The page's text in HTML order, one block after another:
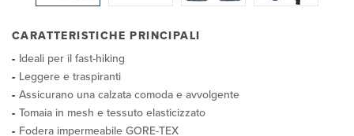
CARATTERISTICHE PRINCIPALI
Ideali per il fast-hiking
Leggere e traspiranti
Assicurano una calzata comoda e avvolgente
Tomaia in mesh e tessuto elasticizzato
Fodera impermeabile GORE-TEX